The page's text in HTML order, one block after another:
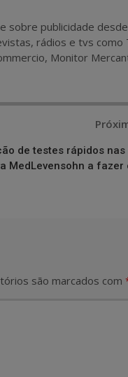
sobre publicidade
rádios e tvs como
Monitor
de testes rápidos
MedLevensohn a fazer
são marcados com